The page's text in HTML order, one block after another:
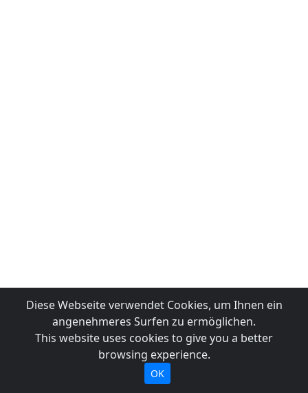
Diese Webseite verwendet Cookies, um Ihnen ein
angenehmeres Surfen zu ermöglichen.
This website uses cookies to give you a better
browsing experience.
OK